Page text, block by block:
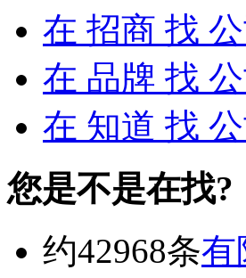
在 招商 找 公
在 品牌 找 公
在 知道 找 公
您是不是在找?
约42968条有